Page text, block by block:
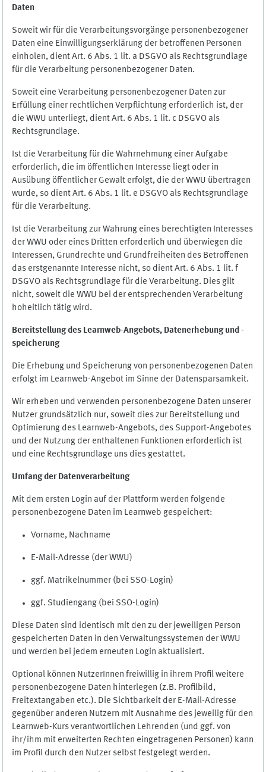
Daten
Soweit wir für die Verarbeitungsvorgänge personenbezogener
Daten eine Einwilligungserklärung der betroffenen Personen
einholen, dient Art. 6 Abs. 1 lit. a DSGVO als Rechtsgrundlage
für die Verarbeitung personenbezogener Daten.
Soweit eine Verarbeitung personenbezogener Daten zur
Erfüllung einer rechtlichen Verpflichtung erforderlich ist, der
die WWU unterliegt, dient Art. 6 Abs. 1 lit. c DSGVO als
Rechtsgrundlage.
Ist die Verarbeitung für die Wahrnehmung einer Aufgabe
erforderlich, die im öffentlichen Interesse liegt oder in
Ausübung öffentlicher Gewalt erfolgt, die der WWU übertragen
wurde, so dient Art. 6 Abs. 1 lit. e DSGVO als Rechtsgrundlage
für die Verarbeitung.
Ist die Verarbeitung zur Wahrung eines berechtigten Interesses
der WWU oder eines Dritten erforderlich und überwiegen die
Interessen, Grundrechte und Grundfreiheiten des Betroffenen
das erstgenannte Interesse nicht, so dient Art. 6 Abs. 1 lit. f
DSGVO als Rechtsgrundlage für die Verarbeitung. Dies gilt
nicht, soweit die WWU bei der entsprechenden Verarbeitung
hoheitlich tätig wird.
Bereitstellung des Learnweb-Angebots, Datenerhebung und -
speicherung
Die Erhebung und Speicherung von personenbezogenen Daten
erfolgt im Learnweb-Angebot im Sinne der Datensparsamkeit.
Wir erheben und verwenden personenbezogene Daten unserer
Nutzer grundsätzlich nur, soweit dies zur Bereitstellung und
Optimierung des Learnweb-Angebots, des Support-Angebotes
und der Nutzung der enthaltenen Funktionen erforderlich ist
und eine Rechtsgrundlage uns dies gestattet.
Umfang der Datenverarbeitung
Mit dem ersten Login auf der Plattform werden folgende
personenbezogene Daten im Learnweb gespeichert:
Vorname, Nachname
E-Mail-Adresse (der WWU)
ggf. Matrikelnummer (bei SSO-Login)
ggf. Studiengang (bei SSO-Login)
Diese Daten sind identisch mit den zu der jeweiligen Person
gespeicherten Daten in den Verwaltungssystemen der WWU
und werden bei jedem erneuten Login aktualisiert.
Optional können NutzerInnen freiwillig in ihrem Profil weitere
personenbezogene Daten hinterlegen (z.B. Profilbild,
Freitextangaben etc.). Die Sichtbarkeit der E-Mail-Adresse
gegenüber anderen Nutzern mit Ausnahme des jeweilig für den
Learnweb-Kurs verantwortlichen Lehrenden (und ggf. von
ihr/ihm mit erweiterten Rechten eingetragenen Personen) kann
im Profil durch den Nutzer selbst festgelegt werden.